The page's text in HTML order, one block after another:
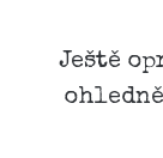
Samotný
také nebude
Ještě